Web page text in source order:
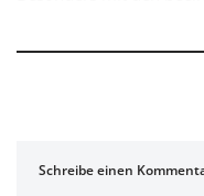
Schreibe einen